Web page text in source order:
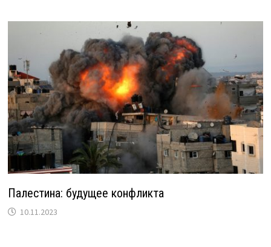
Палестина: будущее конфликта
10.11.2023